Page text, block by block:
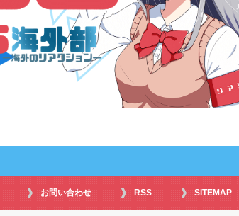
お問い合わせ RSS SITEMAP